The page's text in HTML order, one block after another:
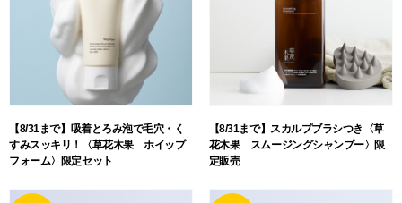
【8/31まで】吸着とろみ泡で毛穴・く
すみスッキリ！〈草花木果 ホイップ
フォーム〉限定セット
【8/31まで】スカルプブラシつき〈草
花木果 スムージングシャンプー〉限
定販売